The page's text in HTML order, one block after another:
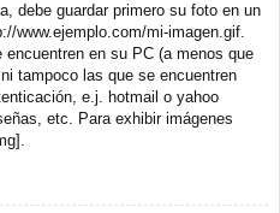
debe guardar primero su foto en un
www.ejemplo.com/mi-imagen.gif.
encuentren en su PC (a menos que
tampoco las que se encuentren
e.j. hotmail o yahoo
etc. Para exhibir imágenes